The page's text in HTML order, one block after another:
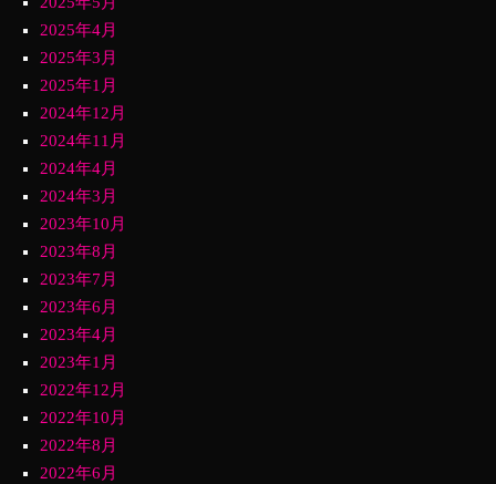
2025年4月
2025年3月
2025年1月
2024年12月
2024年11月
2024年4月
2024年3月
2023年10月
2023年8月
2023年7月
2023年6月
2023年4月
2023年1月
2022年12月
2022年10月
2022年8月
2022年6月